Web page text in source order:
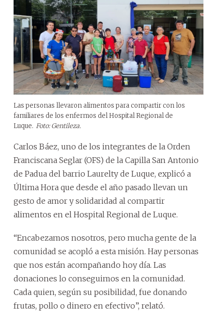
Las personas llevaron alimentos para compartir con los
familiares de los enfermos del Hospital Regional de
Luque. Foto: Gentileza.
Carlos Báez, uno de los integrantes de la Orden
Franciscana Seglar (OFS) de la Capilla San Antonio
de Padua del barrio Laurelty de Luque, explicó a
Última Hora que desde el año pasado llevan un
gesto de amor y solidaridad al compartir
alimentos en el Hospital Regional de Luque.
“Encabezamos nosotros, pero mucha gente de la
comunidad se acopló a esta misión. Hay personas
que nos están acompañando hoy día. Las
donaciones lo conseguimos en la comunidad.
Cada quien, según su posibilidad, fue donando
frutas, pollo o dinero en efectivo”, relató.